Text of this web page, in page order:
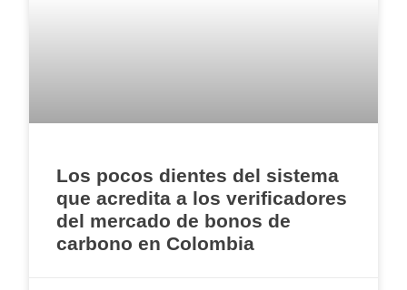
Los pocos dientes del sistema
que acredita a los verificadores
del mercado de bonos de
carbono en Colombia